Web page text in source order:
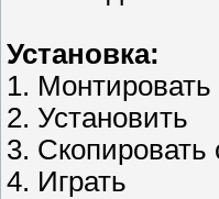
Установка:
1. Монтировать
2. Установить
3. Скопировать
4. Играть